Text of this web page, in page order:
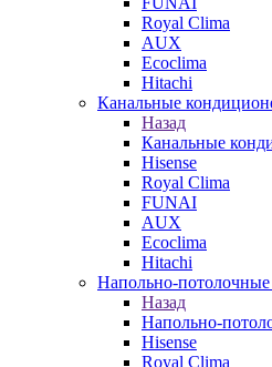
Royal Clima
AUX
Ecoclima
Hitachi
Канальные
Назад
Канальные
Hisense
Royal Clima
FUNAI
AUX
Ecoclima
Hitachi
Напольно-
Назад
Напольно-
Hisense
Royal Clima